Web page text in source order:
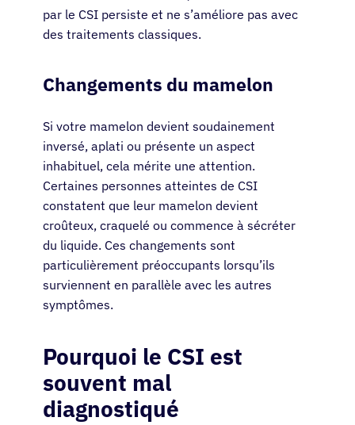
par le CSI persiste et ne s’améliore pas avec
des traitements classiques.
Changements du mamelon
Si votre mamelon devient soudainement
inversé, aplati ou présente un aspect
inhabituel, cela mérite une attention.
Certaines personnes atteintes de CSI
constatent que leur mamelon devient
croûteux, craquelé ou commence à sécréter
du liquide. Ces changements sont
particulièrement préoccupants lorsqu’ils
surviennent en parallèle avec les autres
symptômes.
Pourquoi le CSI est
souvent mal
diagnostiqué